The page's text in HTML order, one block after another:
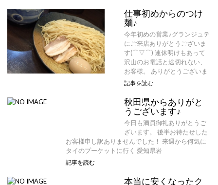
仕事初めからのつけ
麺♪
今年初めの営業♪グランジュテ
にご来店ありがとうございま
す(⌒▽⌒) 連休明けもあって
沢山のお電話と途切れない、
お客様。 ありがとうございま
記事を読む
秋田県からありがと
うございます♪
今日も満員御礼ありがとうご
ざいます。 後半お待たせした
お客様申し訳ありませんでした！ 来週から何気に
タイのプーケットに行く 愛知県岩
記事を読む
本当に安くなったク